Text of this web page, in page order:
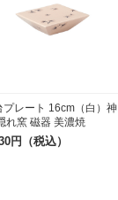
プレート 16cm（白）神
れ窯 磁器 美濃焼
円（税込）